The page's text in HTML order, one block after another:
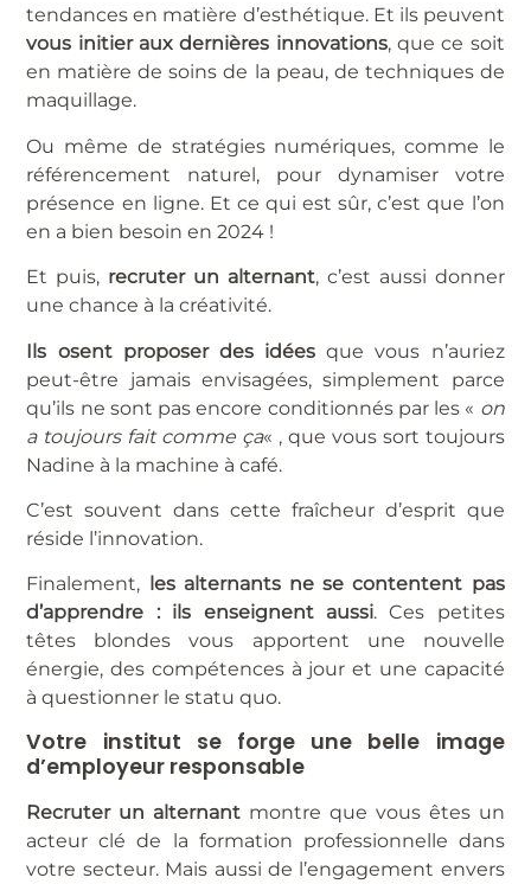
tendances en matière d’esthétique. Et ils peuvent
vous initier aux dernières innovations, que ce soit
en matière de soins de la peau, de techniques de
maquillage.
Ou même de stratégies numériques, comme le
référencement naturel, pour dynamiser votre
présence en ligne. Et ce qui est sûr, c’est que l’on
en a bien besoin en 2024 !
Et puis, recruter un alternant, c’est aussi donner
une chance à la créativité.
Ils osent proposer des idées que vous n’auriez
peut-être jamais envisagées, simplement parce
qu’ils ne sont pas encore conditionnés par les « on
a toujours fait comme ça« , que vous sort toujours
Nadine à la machine à café.
C’est souvent dans cette fraîcheur d’esprit que
réside l’innovation.
Finalement,
les alternants ne se contentent pas
d’apprendre : ils enseignent aussi. Ces petites
têtes blondes vous apportent une nouvelle
énergie, des compétences à jour et une capacité
à questionner le statu quo.
Votre institut se forge une belle image
d’employeur responsable
Recruter un alternant montre que vous êtes un
acteur clé de la formation professionnelle dans
votre secteur. Mais aussi de l’engagement envers